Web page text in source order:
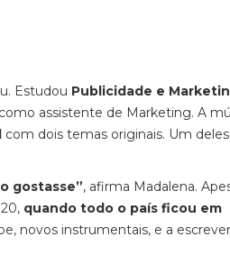
Estudou Publicidade e
assistente de Marketing. A
com dois temas originais. Um
gostasse”, afirma Madalena.
quando todo o país ficou em
novos instrumentais, e a escrever